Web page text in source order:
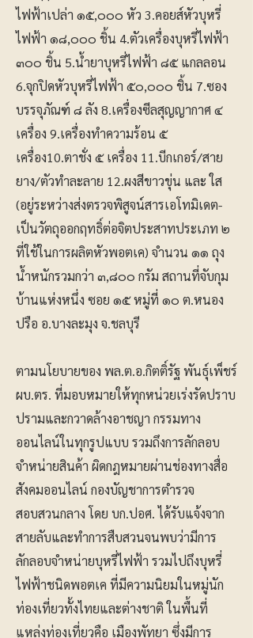
ไฟฟ้าเปล่า ๑๕,๐๐๐ หัว 3.คอยส์หัวบุหรี่
ไฟฟ้า ๑๘,๐๐๐ ชิ้น 4.ตัวเครื่องบุหรี่ไฟฟ้า
๓๐๐ ชิ้น 5.น้ำยาบุหรี่ไฟฟ้า ๘๕ แกลลอน
6.จุกปิดหัวบุหรี่ไฟฟ้า ๕๐,๐๐๐ ชิ้น 7.ซอง
บรรจุภัณฑ์ ๘ ลัง 8.เครื่องซีลสุญญากาศ ๔
เครื่อง 9.เครื่องทำความร้อน ๕
เครื่อง10.ตาชั่ง ๕ เครื่อง 11.บีกเกอร์/สาย
ยาง/ตัวทำละลาย 12.ผงสีขาวขุ่น และ ใส
(อยู่ระหว่างส่งตรวจพิสูจน์สารเอโทมิเดต-
เป็นวัตถุออกฤทธิ์ต่อจิตประสาทประเภท ๒
ที่ใช้ในการผลิตหัวพอตเค) จำนวน ๑๑ ถุง
น้ำหนักรวมกว่า ๓,๘๐๐ กรัม สถานที่จับกุม
บ้านแห่งหนึ่ง ซอย ๑๕ หมู่ที่ ๑๐ ต.หนอง
ปรือ อ.บางละมุง จ.ชลบุรี
ตามนโยบายของ พล.ต.อ.กิตติ์รัฐ พันธุ์เพ็ชร์
ผบ.ตร. ที่มอบหมายให้ทุกหน่วยเร่งรัดปราบ
ปรามและกวาดล้างอาชญา กรรมทาง
ออนไลน์ในทุกรูปแบบ รวมถึงการลักลอบ
จำหน่ายสินค้า ผิดกฎหมายผ่านช่องทางสื่อ
สังคมออนไลน์ กองบัญชาการตำรวจ
สอบสวนกลาง โดย บก.ปอศ. ได้รับแจ้งจาก
สายลับและทำการสืบสวนจนพบว่ามีการ
ลักลอบจำหน่ายบุหรี่ไฟฟ้า รวมไปถึงบุหรี่
ไฟฟ้าชนิดพอตเค ที่มีความนิยมในหมู่นัก
ท่องเที่ยวทั้งไทยและต่างชาติ ในพื้นที่
แหล่งท่องเที่ยวคือ เมืองพัทยา ซึ่งมีการ